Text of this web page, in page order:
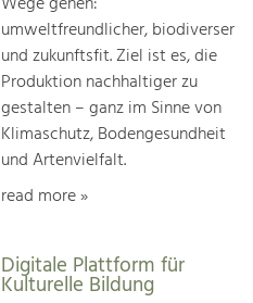
umweltfreundlicher, biodiverser
und zukunftsfit. Ziel ist es, die
Produktion nachhaltiger zu
gestalten – ganz im Sinne von
Klimaschutz, Bodengesundheit
und Artenvielfalt.
read more »
Digitale Plattform für
Kulturelle Bildung